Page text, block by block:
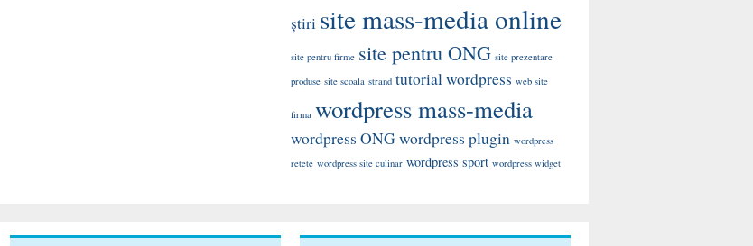
știri site mass-media online
site pentru firme site pentru ONG site prezentare
produse site scoala strand tutorial wordpress web site
firma wordpress mass-media
wordpress ONGwordpress plugin wordpress
retete wordpress site culinar wordpress sport wordpress widget